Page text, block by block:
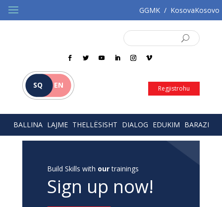
GGMK / KosovaKosovo
SQ EN Regjistrohu
BALLINA LAJME THELLËSISHT DIALOG EDUKIM BARAZI
Build Skills with ourtrainings
Sign up now!